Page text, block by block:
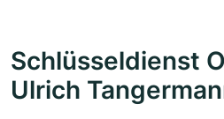
Schlüsseldienst
Ulrich